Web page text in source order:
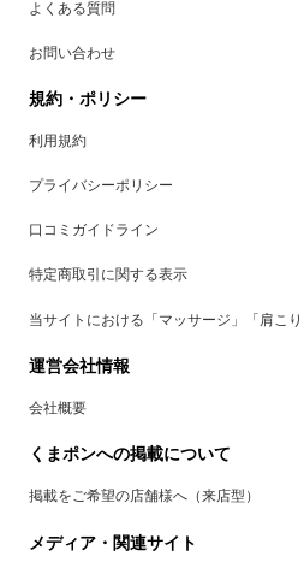
よくある質問
お問い合わせ
規約・ポリシー
利用規約
プライバシーポリシー
口コミガイドライン
特定商取引に関する表示
当サイトにおける「マッサージ」「肩こ
運営会社情報
会社概要
くまポンへの掲載について
掲載をご希望の店舗様へ（来店型）
メディア・関連サイト